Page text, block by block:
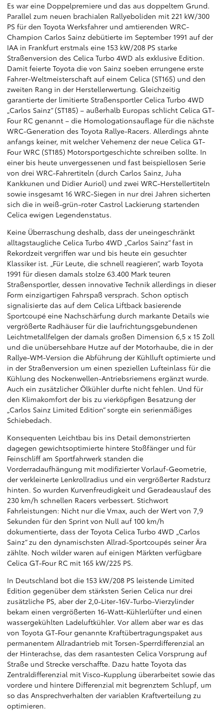
Es war eine Doppelpremiere und das aus doppeltem Grund.
Parallel zum neuen brachialen Rallyeboliden mit 221 kW/300
PS für den Toyota Werksfahrer und amtierenden WRC-
Champion Carlos Sainz debütierte im September 1991 auf der
IAA in Frankfurt erstmals eine 153 kW/208 PS starke
Straßenversion des Celica Turbo 4WD als exklusive Edition.
Damit feierte Toyota die von Sainz soeben errungene erste
Fahrer-Weltmeisterschaft auf einem Celica (ST165) und den
zweiten Rang in der Herstellerwertung. Gleichzeitig
garantierte der limitierte Straßensportler Celica Turbo 4WD
„Carlos Sainz“ (ST185) – außerhalb Europas schlicht Celica GT-
Four RC genannt – die Homologationsauflage für die nächste
WRC-Generation des Toyota Rallye-Racers. Allerdings ahnte
anfangs keiner, mit welcher Vehemenz der neue Celica GT-
Four WRC (ST185) Motorsportgeschichte schreiben sollte. In
einer bis heute unvergessenen und fast beispiellosen Serie
von drei WRC-Fahrertiteln (durch Carlos Sainz, Juha
Kankkunen und Didier Auriol) und zwei WRC-Herstellertiteln
sowie insgesamt 16 WRC-Siegen in nur drei Jahren sicherten
sich die in weiß-grün-roter Castrol Lackierung startenden
Celica ewigen Legendenstatus.
Keine Überraschung deshalb, dass der uneingeschränkt
alltagstaugliche Celica Turbo 4WD „Carlos Sainz“ fast in
Rekordzeit vergriffen war und bis heute ein gesuchter
Klassiker ist. „Für Leute, die schnell reagieren“, warb Toyota
1991 für diesen damals stolze 63.400 Mark teuren
Straßensportler, dessen innovative Technik allerdings in dieser
Form einzigartigen Fahrspaß versprach. Schon optisch
signalisierte das auf dem Celica Liftback basierende
Sportcoupé eine Nachschärfung durch markante Details wie
vergrößerte Radhäuser für die laufrichtungsgebundenen
Leichtmetallfelgen der damals großen Dimension 6,5 x 15 Zoll
und die unübersehbare Hutze auf der Motorhaube, die in der
Rallye-WM-Version die Abführung der Kühlluft optimierte und
in der Straßenversion um einen speziellen Lufteinlass für die
Kühlung des Nockenwellen-Antriebsriemens ergänzt wurde.
Auch ein zusätzlicher Ölkühler durfte nicht fehlen. Und für
den Klimakomfort der bis zu vierköpfigen Besatzung der
„Carlos Sainz Limited Edition“ sorgte ein serienmäßiges
Schiebedach.
Konsequenten Leichtbau bis ins Detail demonstrierten
dagegen gewichtsoptimierte hintere Stoßfänger und für
Feinschliff am Sportfahrwerk standen die
Vorderradaufhängung mit modifizierter Vorlauf-Geometrie,
der verkleinerte Lenkrollradius und ein vergrößerter Radsturz
hinten. So wurden Kurvenfreudigkeit und Geradeauslauf des
230 km/h schnellen Racers verbessert. Stichwort
Fahrleistungen: Nicht nur die Vmax, auch der Wert von 7,9
Sekunden für den Sprint von Null auf 100 km/h
dokumentierte, dass der Toyota Celica Turbo 4WD „Carlos
Sainz“ zu den dynamischsten Allrad-Sportcoupés seiner Ära
zählte. Noch wilder waren auf einigen Märkten verfügbare
Celica GT-Four RC mit 165 kW/225 PS.
In Deutschland bot die 153 kW/208 PS leistende Limited
Edition gegenüber dem stärksten Serien Celica nur drei
zusätzliche PS, aber der 2,0-Liter-16V-Turbo-Vierzylinder
bekam einen vergrößerten 16-Watt-Kühlerlüfter und einen
wassergekühlten Ladeluftkühler. Vor allem aber war es das
von Toyota GT-Four genannte Kraftübertragungspaket aus
permanentem Allradantrieb mit Torsen-Sperrdifferenzial an
der Hinterachse, das dem rasantesten Celica Vorsprung auf
Straße und Strecke verschaffte. Dazu hatte Toyota das
Zentraldifferenzial mit Visco-Kupplung überarbeitet sowie das
vordere und hintere Differenzial mit begrenztem Schlupf, um
so das Ansprechverhalten der variablen Kraftverteilung zu
optimieren.